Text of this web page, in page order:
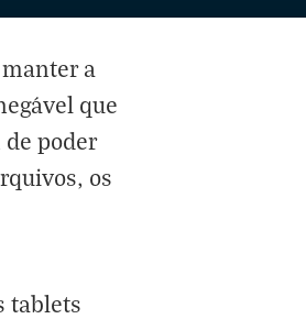
a
que
poder
os
tablets